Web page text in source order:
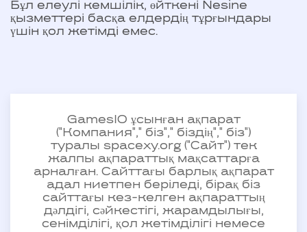
Бұл елеулі кемшілік, өйткені Nesine
қызметтері басқа елдердің тұрғындары
үшін қол жетімді емес.
GamesIO ұсынған ақпарат
("Компания"," біз"," біздің"," біз")
туралы spacexy.org ("Сайт") тек
жалпы ақпараттық мақсаттарға
арналған. Сайттағы барлық ақпарат
адал ниетпен беріледі, бірақ біз
сайттағы кез-келген ақпараттың
дәлдігі, сәйкестігі, жарамдылығы,
сенімділігі, қол жетімділігі немесе